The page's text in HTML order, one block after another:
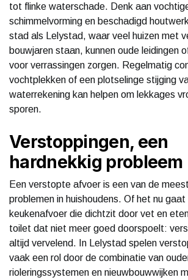
tot flinke waterschade. Denk aan
schimmelvorming en beschadigd
stad als Lelystad, waar veel huizen met
bouwjaren staan, kunnen oude leidingen
voor verrassingen zorgen. Regelmatig
vochtplekken of een plotselinge stijging
waterrekening kan helpen om lekkages
sporen.
Verstoppingen, een
hardnekkig probleem
Een verstopte afvoer is een van de
problemen in huishoudens. Of het nu gaat
keukenafvoer die dichtzit door vet en
toilet dat niet meer goed doorspoelt:
altijd vervelend. In Lelystad spelen
vaak een rol door de combinatie van
rioleringssystemen en nieuwbouwwijken